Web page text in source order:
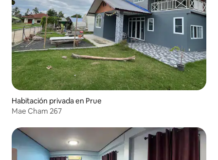
Habitación privada en Prue
Mae Cham 267